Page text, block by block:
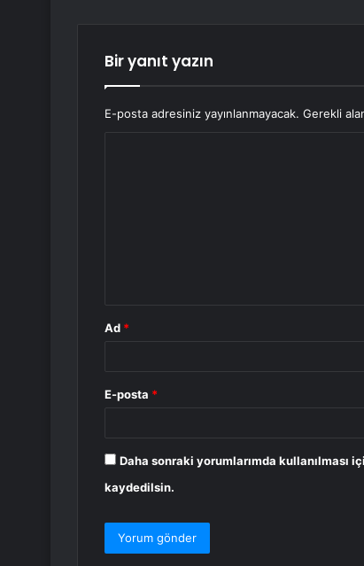
Bir yanıt yazın
E-posta adresiniz yayınlanmayacak. Gerekli
Ad *
E-posta *
Daha sonraki yorumlarımda kullanılması
kaydedilsin.